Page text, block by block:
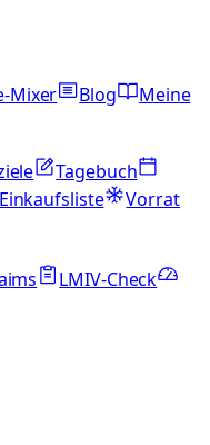
Mixer Blog
Meine
Tagebuch
Einkaufsliste
Vorrat
LMIV-Check